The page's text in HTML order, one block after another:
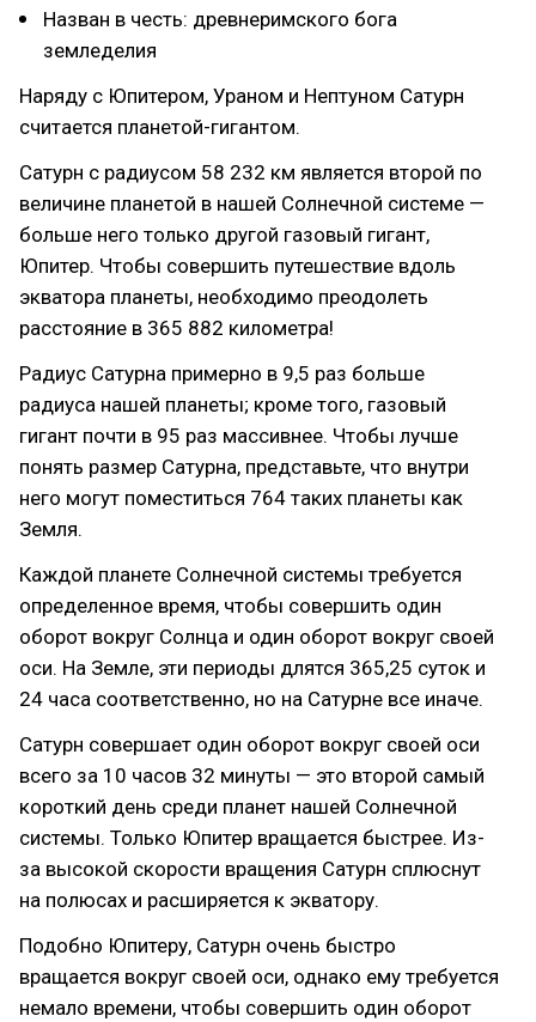
Назван в честь: древнеримского бога
земледелия
Наряду с Юпитером, Ураном и Нептуном Сатурн
считается планетой-гигантом.
Сатурн с радиусом 58 232 км является второй по
величине планетой в нашей Солнечной системе —
больше него только другой газовый гигант,
Юпитер. Чтобы совершить путешествие вдоль
экватора планеты, необходимо преодолеть
расстояние в 365 882 километра!
Радиус Сатурна примерно в 9,5 раз больше
радиуса нашей планеты; кроме того, газовый
гигант почти в 95 раз массивнее. Чтобы лучше
понять размер Сатурна, представьте, что внутри
него могут поместиться 764 таких планеты как
Земля.
Каждой планете Солнечной системы требуется
определенное время, чтобы совершить один
оборот вокруг Солнца и один оборот вокруг своей
оси. На Земле, эти периоды длятся 365,25 суток и
24 часа соответственно, но на Сатурне все иначе.
Сатурн совершает один оборот вокруг своей оси
всего за 10 часов 32 минуты — это второй самый
короткий день среди планет нашей Солнечной
системы. Только Юпитер вращается быстрее. Из-
за высокой скорости вращения Сатурн сплюснут
на полюсах и расширяется к экватору.
Подобно Юпитеру, Сатурн очень быстро
вращается вокруг своей оси, однако ему требуется
немало времени, чтобы совершить один оборот